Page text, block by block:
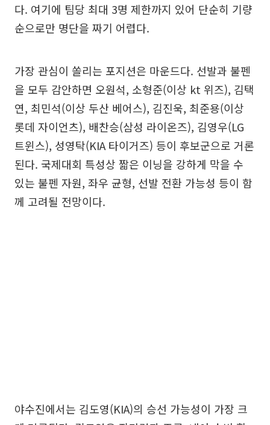
다. 여기에 팀당 최대 3명 제한까지 있어 단순히 기량
순으로만 명단을 짜기 어렵다.
가장 관심이 쏠리는 포지션은 마운드다. 선발과 불펜
을 모두 감안하면 오원석, 소형준(이상 kt 위즈), 김택
연, 최민석(이상 두산 베어스), 김진욱, 최준용(이상
롯데 자이언츠), 배찬승(삼성 라이온즈), 김영우(LG
트윈스), 성영탁(KIA 타이거즈) 등이 후보군으로 거론
된다. 국제대회 특성상 짧은 이닝을 강하게 막을 수
있는 불펜 자원, 좌우 균형, 선발 전환 가능성 등이 함
께 고려될 전망이다.
야수진에서는 김도영(KIA)의 승선 가능성이 가장 크